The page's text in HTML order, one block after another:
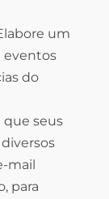
um
eventos
do
que seus
mail
para